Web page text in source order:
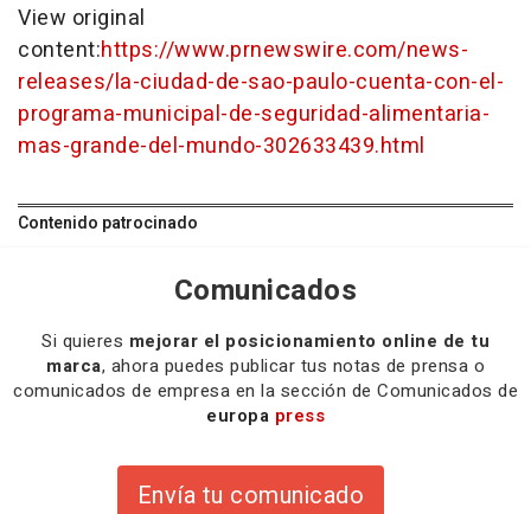
View original
content:https://www.prnewswire.com/news-
releases/la-ciudad-de-sao-paulo-cuenta-con-el-
programa-municipal-de-seguridad-alimentaria-
mas-grande-del-mundo-302633439.html
Contenido patrocinado
Comunicados
Si quieres mejorar el posicionamiento online de tu
marca, ahora puedes publicar tus notas de prensa o
comunicados de empresa en la sección de Comunicados de
europa press
Envía tu comunicado